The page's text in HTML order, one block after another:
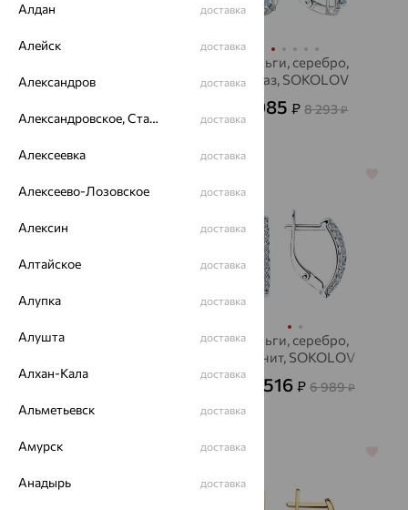
бриллиант
Серьги, серебро,
топаз, SOKOLOV
2 985₽ 8 293₽
Серьги, золото,
49 126
Серьги, серебро,
фианит, SOKOLOV
2 516₽ 6 989₽
64% 64%
Алдан доставка
Алейск доставка
Александров доставка
Александровское, Ставропольский край доставка
Алексеевка доставка
Алексеево-Лозовское доставка
Алексин доставка
Алтайское доставка
Алупка доставка
Алушта доставка
Алхан-Кала доставка
Альметьевск доставка
Амурск доставка
Анадырь доставка